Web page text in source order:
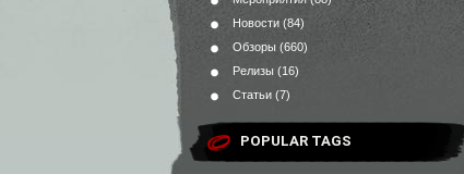
Новости (84)
Обзоры (660)
Релизы (16)
Статьи (7)
POPULAR TAGS